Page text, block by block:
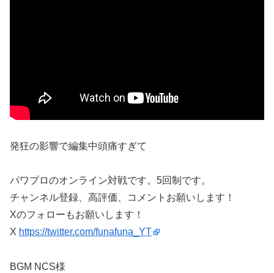
発狂の影響で編集中頭痛すぎて
パワプロのオンライン対戦です。5回制です。
チャンネル登録、高評価、コメントお願いします！
Xのフォローもお願いします！
X https://twitter.com/funafuna_YT
BGM NCS様